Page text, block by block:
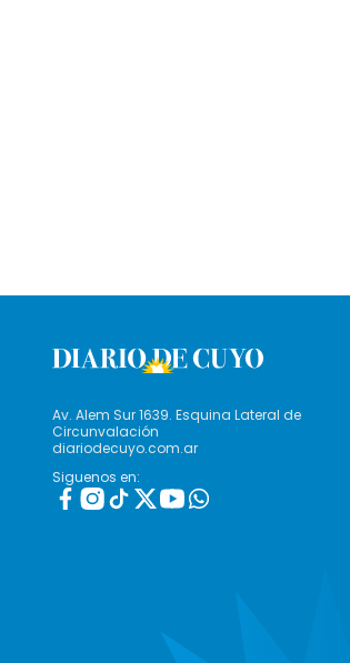
Av. Alem Sur 1639. Esquina Lateral de
Circunvalación
diariodecuyo.com.ar
Siguenos en: